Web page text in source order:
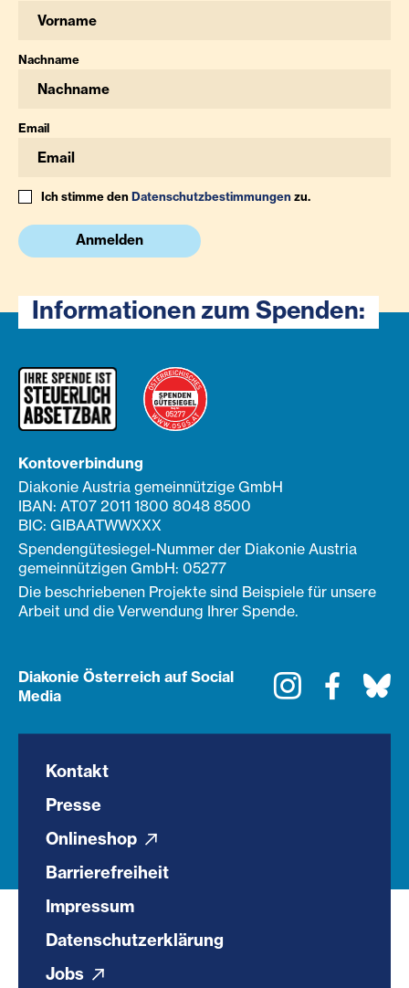
Nachname
Email
Ich stimme denDatenschutzbestimmungenzu.
Anmelden
Informationen zum Spenden:
Kontoverbindung
Diakonie Austria gemeinnützige GmbH
IBAN: AT07 2011 1800 8048 8500
BIC: GIBAATWWXXX
Spendengütesiegel-Nummer der Diakonie Austria
gemeinnützigen GmbH: 05277
Die beschriebenen Projekte sind Beispiele für unsere
Arbeit und die Verwendung Ihrer Spende.
Diakonie Österreich auf Social
Media
Instagram
Kontakt
Presse
Onlineshop
Barrierefreiheit
Impressum
Datenschutzerklärung
Jobs